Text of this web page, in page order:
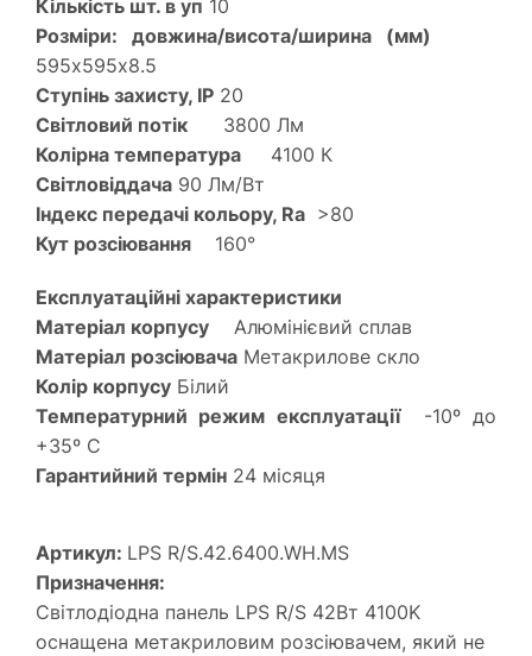
Кількість шт. в уп 10
Розміри: довжина/висота/ширина (мм)
595х595х8.5
Ступінь захисту, IP 20
Світловий потік 3800 Лм
Колірна температура 4100 К
Світловіддача 90 Лм/Вт
Індекс передачі кольору, Ra >80
Кут розсіювання 160°
Експлуатаційні характеристики
Матеріал корпусу
Алюмінієвий сплав
Матеріал розсіювача Метакрилове скло
Колір корпусу Білий
Температурний режим експлуатації
-10º до
+35º С
Гарантийний термін 24 місяця
Артикул: LPS R/S.42.6400.WH.MS
Призначення:
Світлодіодна панель LPS R/S 42Вт 4100K
оснащена метакриловим розсіювачем, який не